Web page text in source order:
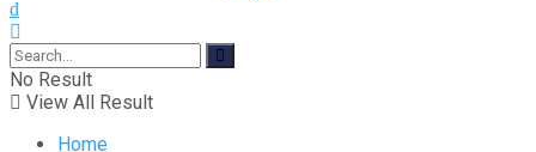
No Result
View All Result
Home